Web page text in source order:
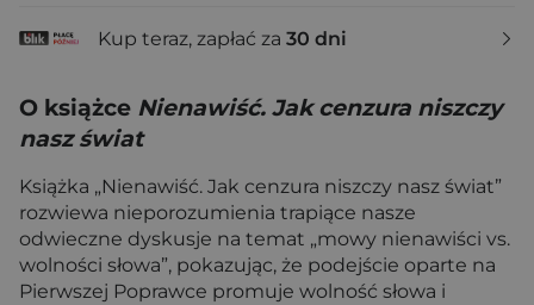
Kup teraz, zapłać za 30 dni
O książce Nienawiść. Jak cenzura niszczy
nasz świat
Książka „Nienawiść. Jak cenzura niszczy nasz świat”
rozwiewa nieporozumienia trapiące nasze
odwieczne dyskusje na temat „mowy nienawiści vs.
wolności słowa”, pokazując, że podejście oparte na
Pierwszej Poprawce promuje wolność słowa i